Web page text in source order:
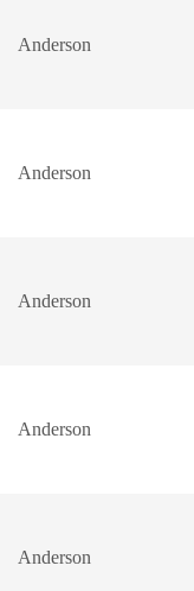
Anderson
Anderson
Anderson
Anderson
Anderson